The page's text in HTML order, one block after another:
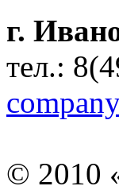
г.
тел.:
© 2010